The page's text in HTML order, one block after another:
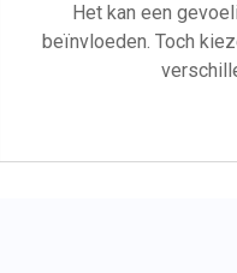
Het kan een
beïnvloeden. Toch